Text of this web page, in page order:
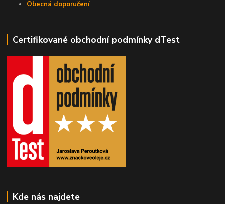
Obecná doporučení
Certifikované obchodní podmínky dTest
Kde nás najdete